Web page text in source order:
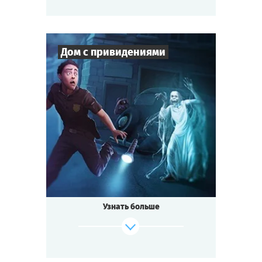
Cыграть Смотреть сценарий
Дом с привидениями
Игроков 4-
Время игры 1-2
Тематика Детектив
Тип квеста Мини-квестория
Старый Дом на окраине — плохое место.
Рассказывают, что в нём водятся
и спрятан проклятый клад.
Узнать больше